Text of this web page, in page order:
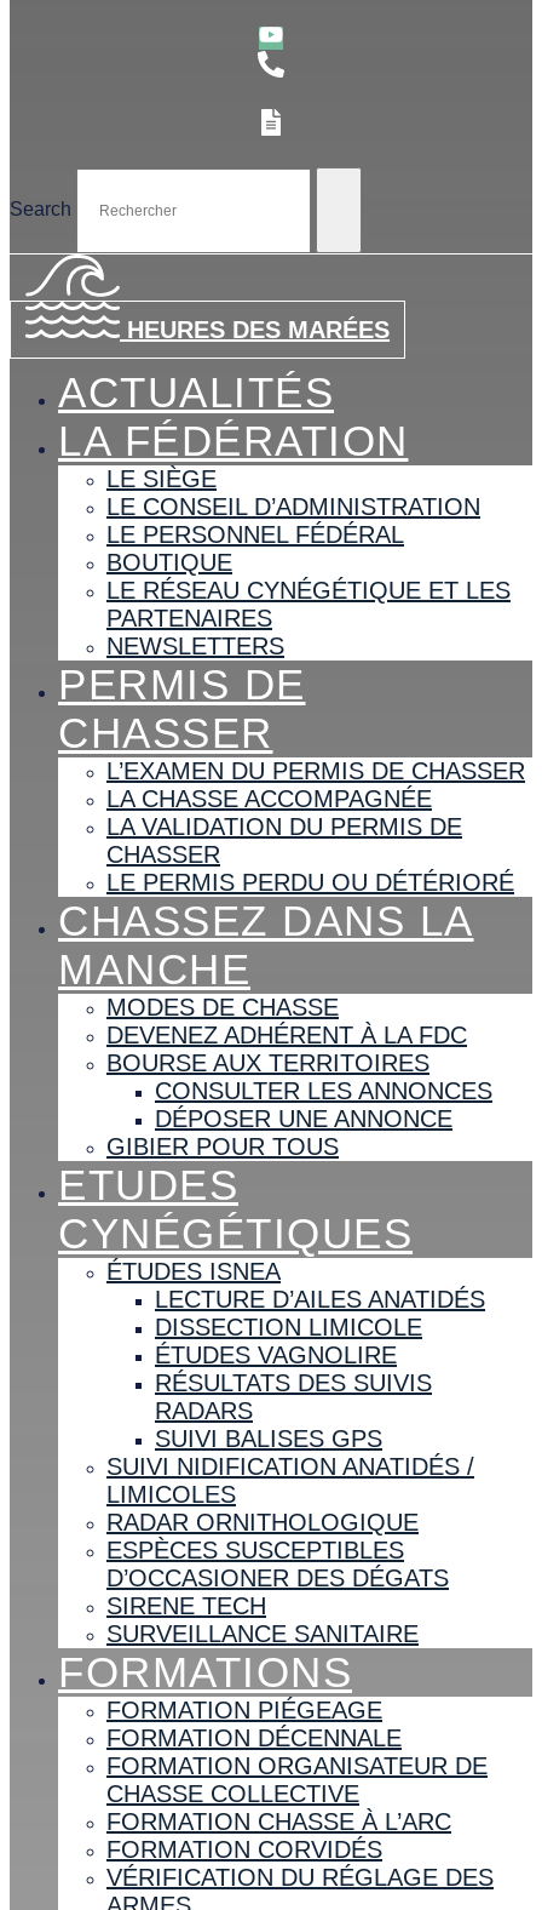
Search
HEURES DES MARÉES
ACTUALITÉS
LA FÉDÉRATION
LE SIÈGE
LE CONSEIL D’ADMINISTRATION
LE PERSONNEL FÉDÉRAL
BOUTIQUE
LE RÉSEAU CYNÉGÉTIQUE ET LES
PARTENAIRES
NEWSLETTERS
PERMIS DE
CHASSER
L’EXAMEN DU PERMIS DE CHASSER
LA CHASSE ACCOMPAGNÉE
LA VALIDATION DU PERMIS DE
CHASSER
LE PERMIS PERDU OU DÉTÉRIORÉ
CHASSEZ DANS LA
MANCHE
MODES DE CHASSE
DEVENEZ ADHÉRENT À LA FDC
BOURSE AUX TERRITOIRES
CONSULTER LES ANNONCES
DÉPOSER UNE ANNONCE
GIBIER POUR TOUS
ETUDES
CYNÉGÉTIQUES
ÉTUDES ISNEA
LECTURE D’AILES ANATIDÉS
DISSECTION LIMICOLE
ÉTUDES VAGNOLIRE
RÉSULTATS DES SUIVIS
RADARS
SUIVI BALISES GPS
SUIVI NIDIFICATION ANATIDÉS /
LIMICOLES
RADAR ORNITHOLOGIQUE
ESPÈCES SUSCEPTIBLES
D’OCCASIONER DES DÉGATS
SIRENE TECH
SURVEILLANCE SANITAIRE
FORMATIONS
FORMATION PIÉGEAGE
FORMATION DÉCENNALE
FORMATION ORGANISATEUR DE
CHASSE COLLECTIVE
FORMATION CHASSE À L’ARC
FORMATION CORVIDÉS
VÉRIFICATION DU RÉGLAGE DES